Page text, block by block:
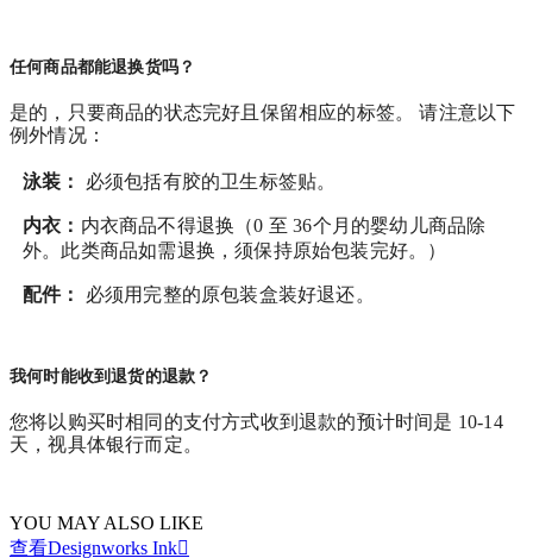
任何商品都能退换货吗？
是的，只要商品的状态完好且保留相应的标签。 请注意以下
例外情况：
泳装： 必须包括有胶的卫生标签贴。
内衣： 内衣商品不得退换（0 至 36个月的婴幼儿商品除
外。此类商品如需退换，须保持原始包装完好。）
配件： 必须用完整的原包装盒装好退还。
我何时能收到退货的退款？
您将以购买时相同的支付方式收到退款的预计时间是 10-14
天，视具体银行而定。
YOU MAY ALSO LIKE
查看Designworks Ink